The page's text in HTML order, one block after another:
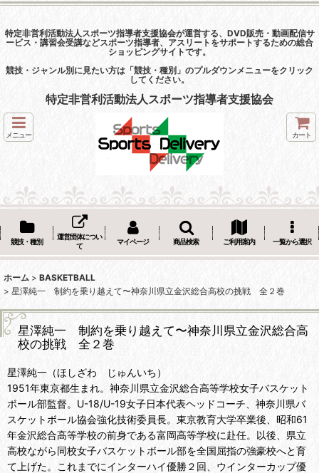
特定非営利活動法人スポーツ指導者支援協会が運営する、DVD販売・動画配信サ
ービス・講習会受講などスポーツ指導者、アスリートをサポートするための総合
ショッピングサイトです。
競技・ジャンル別に見たい方は「競技・種別」のプルダウンメニューをクリック
してください。
特定非営利活動法人スポーツ指導者支援協会
メニュー カート
競技・種別
運営団体につい
て
マイページ 商品検索 ご利用案内 一覧から選択
ホーム > BASKETBALL
> 星澤純一 制約を乗り越えて〜神奈川県立金沢総合高校の挑戦 全２巻
星澤純一 制約を乗り越えて〜神奈川県立金沢総合高
校の挑戦 全２巻
星澤純一（ほしざわ じゅんいち）
1951年東京都生まれ。神奈川県立金沢総合高等学校女子バスケット
ボール部監督。U-18/U-19女子日本代表ヘッドコーチ、神奈川県バ
スケットボール協会強化技術委員長。東京教育大学卒業後、昭和61
年金沢総合高等学校の前身である富岡高等学校に赴任。以後、県立
高校ながら同校女子バスケットボール部を全国屈指の強豪校へと育
て上げた。これまでにインターハイ優勝２回、ウインターカップ優